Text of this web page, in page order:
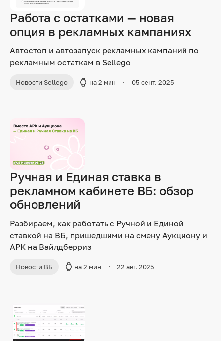
Работа с остатками — новая
опция в рекламных кампаниях
Автостоп и автозапуск рекламных кампаний по
рекламным остаткам в Sellego
Новости Sellego на 2 мин 05 сент. 2025
Ручная и Единая ставка в
рекламном кабинете ВБ: обзор
обновлений
Разбираем, как работать с Ручной и Единой
ставкой на ВБ, пришедшими на смену Аукциону и
АРК на Вайлдберриз
Новости ВБ на 2 мин 22 авг. 2025